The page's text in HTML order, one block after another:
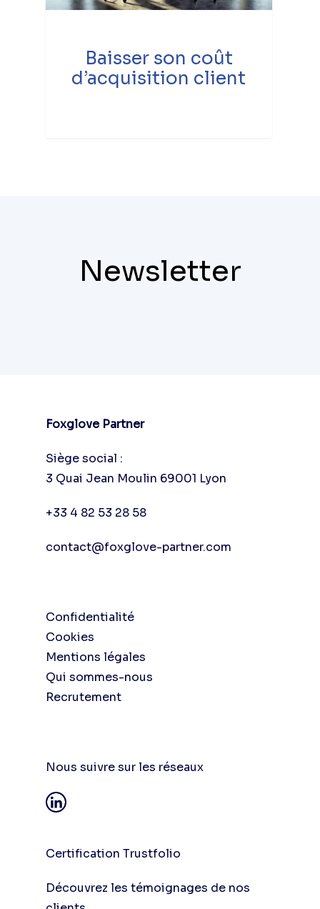
Baisser son coût
d’acquisition client
Newsletter
Foxglove Partner
Siège social :
3 Quai Jean Moulin 69001 Lyon
+33 4 82 53 28 58
contact@foxglove-partner.com
Confidentialité
Cookies
Mentions légales
Qui sommes-nous
Recrutement
Nous suivre sur les réseaux
Certification Trustfolio
Découvrez les témoignages de nos